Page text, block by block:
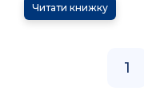
Читати книжку
1